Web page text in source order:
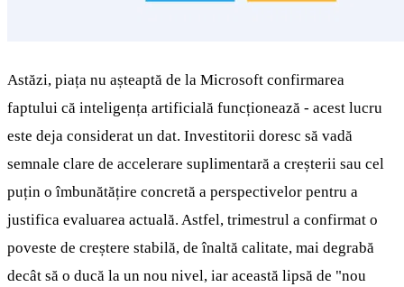
Astăzi, piața nu așteaptă de la Microsoft confirmarea
faptului că inteligența artificială funcționează - acest lucru
este deja considerat un dat. Investitorii doresc să vadă
semnale clare de accelerare suplimentară a creșterii sau cel
puțin o îmbunătățire concretă a perspectivelor pentru a
justifica evaluarea actuală. Astfel, trimestrul a confirmat o
poveste de creștere stabilă, de înaltă calitate, mai degrabă
decât să o ducă la un nou nivel, iar această lipsă de "nou